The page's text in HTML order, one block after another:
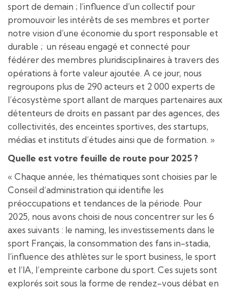
sport de demain ; l’influence d’un collectif pour
promouvoir les intérêts de ses membres et porter
notre vision d’une économie du sport responsable et
durable ; un réseau engagé et connecté pour
fédérer des membres pluridisciplinaires à travers des
opérations à forte valeur ajoutée. A ce jour, nous
regroupons plus de 290 acteurs et 2 000 experts de
l’écosystème sport allant de marques partenaires aux
détenteurs de droits en passant par des agences, des
collectivités, des enceintes sportives, des startups,
médias et instituts d’études ainsi que de formation. »
Quelle est votre feuille de route pour 2025 ?
« Chaque année, les thématiques sont choisies par le
Conseil d’administration qui identifie les
préoccupations et tendances de la période. Pour
2025, nous avons choisi de nous concentrer sur les 6
axes suivants : le naming, les investissements dans le
sport Français, la consommation des fans in-stadia,
l’influence des athlètes sur le sport business, le sport
et l’IA, l’empreinte carbone du sport. Ces sujets sont
explorés soit sous la forme de rendez-vous débat en